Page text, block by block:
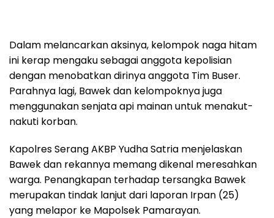
Dalam melancarkan aksinya, kelompok naga hitam
ini kerap mengaku sebagai anggota kepolisian
dengan menobatkan dirinya anggota Tim Buser.
Parahnya lagi, Bawek dan kelompoknya juga
menggunakan senjata api mainan untuk menakut-
nakuti korban.
Kapolres Serang AKBP Yudha Satria menjelaskan
Bawek dan rekannya memang dikenal meresahkan
warga. Penangkapan terhadap tersangka Bawek
merupakan tindak lanjut dari laporan Irpan (25)
yang melapor ke Mapolsek Pamarayan.